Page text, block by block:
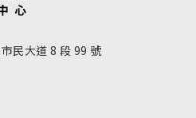
民大道 8 段 99 號